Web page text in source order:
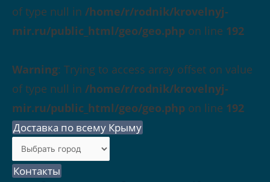
of type null in /home/r/rodnik/krovelnyj-
mir.ru/public_html/geo/geo.php on line 192
Warning: Trying to access array offset on value
of type null in /home/r/rodnik/krovelnyj-
mir.ru/public_html/geo/geo.php on line 192
Доставка по всему Крыму
Контакты